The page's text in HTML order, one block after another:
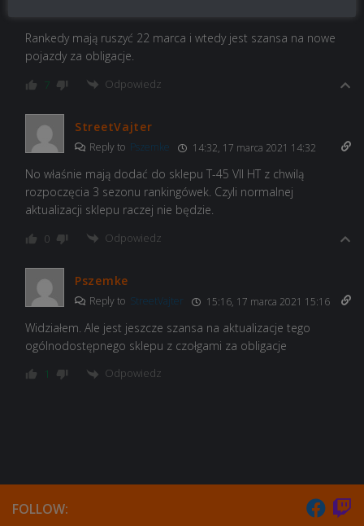
Rankedy mają ruszyć 22 marca i wtedy jest szansa na nowe
pojazdy za obligacje.
7 Odpowiedz
StreetVajter
Reply to Pszemke 14:32, 17 marca 2021 14:32
No właśnie mają dodać do sklepu T-45 VII HT z chwilą
rozpoczęcia 3 sezonu rankingówek. Czyli normalnej
aktualizacji sklepu raczej nie będzie.
0 Odpowiedz
Pszemke
Reply to StreetVajter 15:16, 17 marca 2021 15:16
Widziałem. Ale jest jeszcze szansa na aktualizacje tego
ogólnodostępnego sklepu z czołgami za obligacje
1 Odpowiedz
FOLLOW: